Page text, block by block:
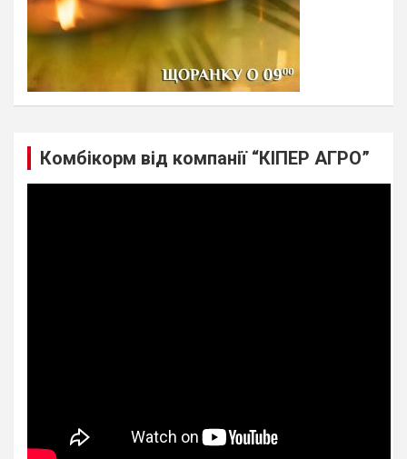
Комбікорм від компанії “КІПЕР АГРО”